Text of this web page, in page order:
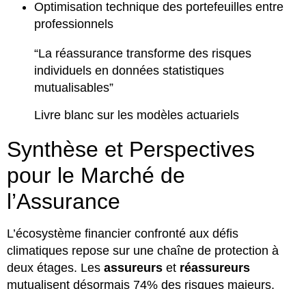
Optimisation technique des portefeuilles entre
professionnels
“La réassurance transforme des risques
individuels en données statistiques
mutualisables”
Livre blanc sur les modèles actuariels
Synthèse et Perspectives
pour le Marché de
l’Assurance
L’écosystème financier confronté aux défis
climatiques repose sur une chaîne de protection à
deux étages. Les assureurs et réassureurs
mutualisent désormais 74% des risques majeurs,